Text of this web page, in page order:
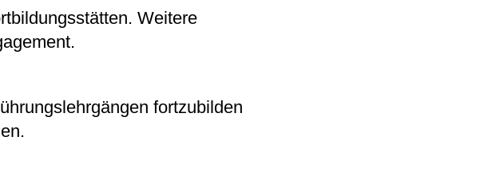
Weitere
fortzubilden